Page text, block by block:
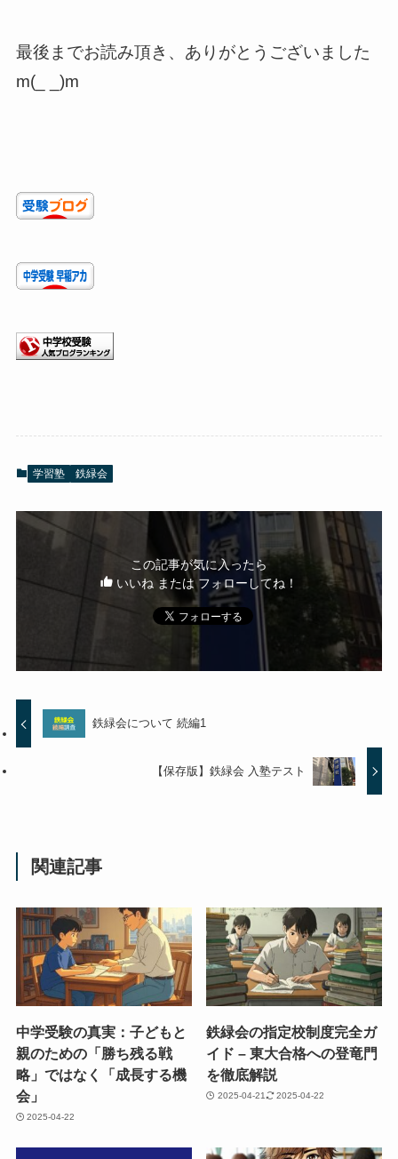
最後までお読み頂き、ありがとうございました
m(_ _)m
学習塾 鉄緑会
この記事が気に入ったら
いいね または フォローしてね！
鉄緑会について 続編1
【保存版】鉄緑会 入塾テスト
関連記事
中学受験の真実：子どもと
親のための「勝ち残る戦
略」ではなく「成長する機
会」
2025-04-22
鉄緑会の指定校制度完全ガ
イド – 東大合格への登竜門
を徹底解説
2025-04-21 2025-04-22